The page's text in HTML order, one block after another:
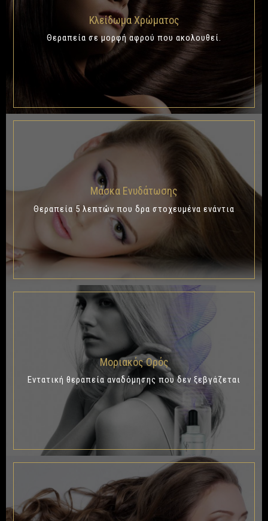
Κλείδωμα Χρώματος
Θεραπεία σε μορφή αφρού που ακολουθεί.
Μάσκα Ενυδάτωσης
Θεραπεία 5 λεπτών που δρα στοχευμένα ενάντια
Μοριακός Ορός
Εντατική θεραπεία αναδόμησης που δεν ξεβγάζεται